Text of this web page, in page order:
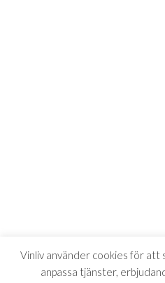
Vinliv använder cookies för att
anpassa tjänster,